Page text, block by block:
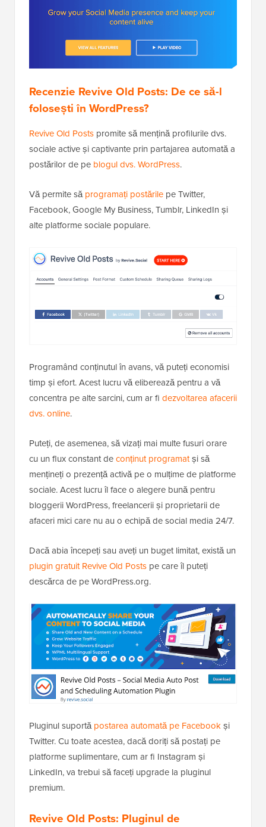
Recenzie Revive Old Posts: De ce să-l
folosești în WordPress?
Revive Old Posts promite să mențină profilurile dvs.
sociale active și captivante prin partajarea automată a
postărilor de pe blogul dvs. WordPress.
Vă permite săprogramați postările pe Twitter,
Facebook, Google My Business, Tumblr, LinkedIn și
alte platforme sociale populare.
Programând conținutul în avans, vă puteți economisi
timp și efort. Acest lucru vă eliberează pentru a vă
concentra pe alte sarcini, cum ar fi dezvoltarea afacerii
dvs. online.
Puteți, de asemenea, să vizați mai multe fusuri orare
cu un flux constant deconținut programatși să
mențineți o prezență activă pe o mulțime de platforme
sociale. Acest lucru îl face o alegere bună pentru
bloggerii WordPress, freelancerii și proprietarii de
afaceri mici care nu au o echipă de social media 24/7.
Dacă abia începeți sau aveți un buget limitat, există un
plugin gratuit Revive Old Posts pe care îl puteți
descărca de pe WordPress.org.
Pluginul suportăpostarea automată pe Facebookși
Twitter. Cu toate acestea, dacă doriți să postați pe
platforme suplimentare, cum ar fi Instagram și
LinkedIn, va trebui să faceți upgrade la pluginul
premium.
Revive Old Posts: Pluginul de